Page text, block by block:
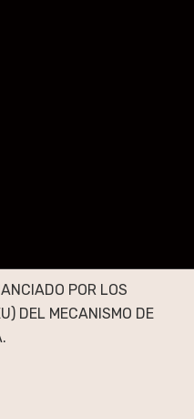
POR LOS
DEL MECANISMO DE